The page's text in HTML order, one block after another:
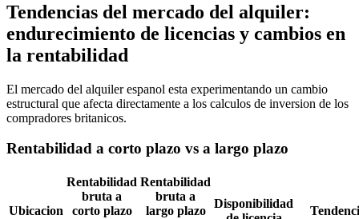
Tendencias del mercado del alquiler:
endurecimiento de licencias y cambios en
la rentabilidad
El mercado del alquiler espanol esta experimentando un cambio
estructural que afecta directamente a los calculos de inversion de los
compradores britanicos.
Rentabilidad a corto plazo vs a largo plazo
Ubicacion
Rentabilidad
bruta a
corto plazo
Rentabilidad
bruta a
largo plazo
Disponibilidad